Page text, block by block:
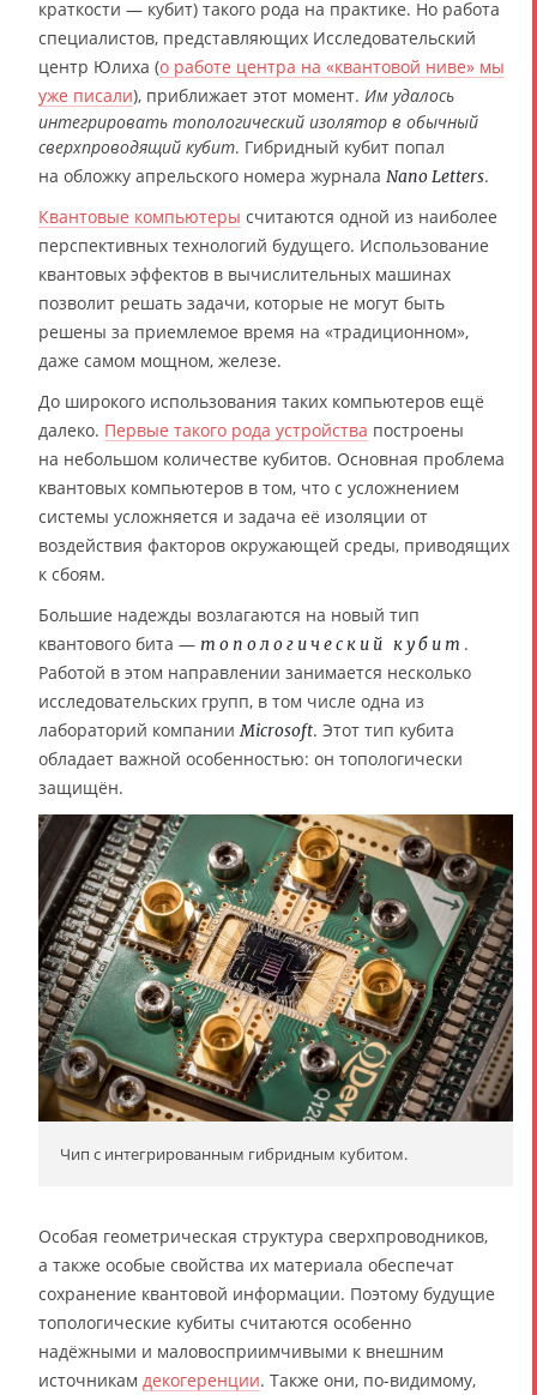
краткости — кубит) такого рода на практике. Но работа
специалистов, представляющих Исследовательский
центр Юлиха (о работе центра на «квантовой ниве» мы
уже писали), приближает этот момент. Им удалось
интегрировать топологический изолятор в обычный
сверхпроводящий кубит. Гибридный кубит попал
на обложку апрельского номера журнала Nano Letters.
Квантовые компьютеры считаются одной из наиболее
перспективных технологий будущего. Использование
квантовых эффектов в вычислительных машинах
позволит решать задачи, которые не могут быть
решены за приемлемое время на «традиционном»,
даже самом мощном, железе.
До широкого использования таких компьютеров ещё
далеко. Первые такого рода устройства построены
на небольшом количестве кубитов. Основная проблема
квантовых компьютеров в том, что с усложнением
системы усложняется и задача её изоляции от
воздействия факторов окружающей среды, приводящих
к сбоям.
Большие надежды возлагаются на новый тип
квантового бита — топологический кубит .
Работой в этом направлении занимается несколько
исследовательских групп, в том числе одна из
лабораторий компанииMicrosoft. Этот тип кубита
обладает важной особенностью: он топологически
защищён.
Чип с интегрированным гибридным кубитом.
Особая геометрическая структура сверхпроводников,
а также особые свойства их материала обеспечат
сохранение квантовой информации. Поэтому будущие
топологические кубиты считаются особенно
надёжными и маловосприимчивыми к внешним
источникам декогеренции. Также они, по-видимому,